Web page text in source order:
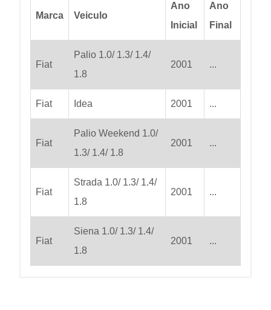
Marca Veiculo
Ano
Inicial
Ano
Final
Fiat
Palio 1.0/ 1.3/ 1.4/
1.8
2001 ...
Fiat Idea 2001 ...
Fiat
Palio Weekend 1.0/
1.3/ 1.4/ 1.8
2001 ...
Fiat
Strada 1.0/ 1.3/ 1.4/
1.8
2001 ...
Fiat
Siena 1.0/ 1.3/ 1.4/
1.8
2001 ...